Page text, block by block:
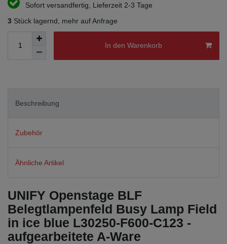
Sofort versandfertig, Lieferzeit 2-3 Tage
3 Stück lagernd, mehr auf Anfrage
In den Warenkorb
Beschreibung
Zubehör
Ähnliche Artikel
UNIFY Openstage BLF
Belegtlampenfeld Busy Lamp Field
in ice blue L30250-F600-C123 -
aufgearbeitete A-Ware